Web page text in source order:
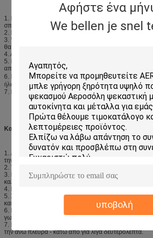
Αφήστε ένα
We bellen je snel
υποβολή
1. Περιεχόμενο υπό πίεση. Κρατήστε μακρυά από τη
σπινθήρα και άλλη πηγή ανάφλεξης.
2. Μην ψεκάστε στα αντικείμενα με τη απευθείας
3. Ψεκασμός στην καλά-αερισμένη θέση. Μια
θα κερδηθεί εάν λειτουργήστε σε ένα δροσερό, ξηρό
4. Αποφύγετε τη λάκκα μια βροχερή ή παγώνοντας
5. Μην διαφωνήστε, μην τρυπήστε, ή αποτεφρώστε το
από τη χρήση.
6. Κατάστημα σεμιαδροσερή, ξηρά θέση (45℃)
ήλιου.
7. Κρατήστε από την προσιτότητα των παιδιών.
Κατευθύνσεις:
1. Αφαιρέστε λεπτομερώς το πετρέλαιο, το χώμα, το
την επιφάνεια που ψεκάζεται.
2. Τινάξτε το δοχείο καλά για περίπου μισό λεπτό πρίν
3. Ισχύστε πρώτα σε ένα αόρατο μέρος να
καλά αντιστοιχείται
4. Κρατήστε 15-30εκατ. μακρυά από την επιφάνεια που
5. Σε περίπτωση λίγου χρώματος ή μόνο αερίου έξω,
και προσπαθήστε πάλι.
6. Κατά τη διάρκεια του ψεκασμού, κρατήστε το
γωνία 45°.
7. Η μεταγενέστερη χρήση, καθαρίζει τη βαλβίδα και
την άνω πλευρά - κάτω από για λίγα δευτερόλεπτα.